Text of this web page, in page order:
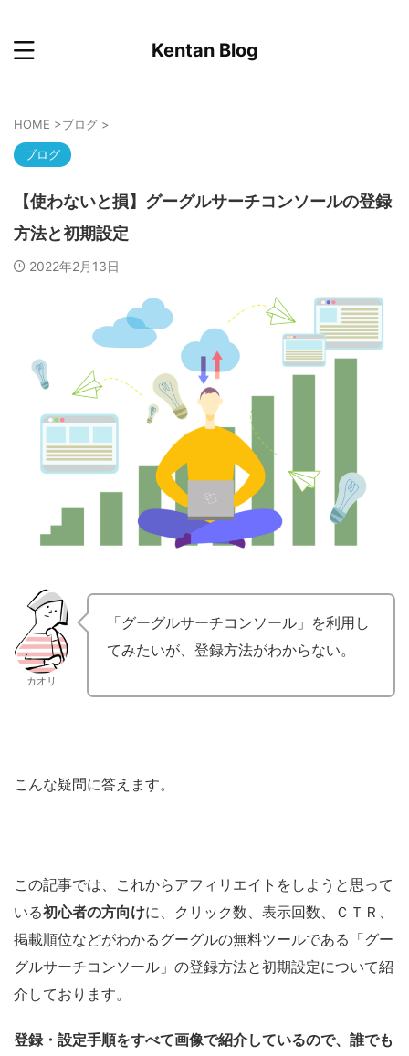
Kentan Blog
HOME >ブログ >
ブログ
【使わないと損】グーグルサーチコンソールの登録
方法と初期設定
2022年2月13日
カオリ
「グーグルサーチコンソール」を利用し
てみたいが、登録方法がわからない。
こんな疑問に答えます。
この記事では、これからアフィリエイトをしようと思って
いる初心者の方向けに、クリック数、表示回数、ＣＴＲ、
掲載順位などがわかるグーグルの無料ツールである「グー
グルサーチコンソール」の登録方法と初期設定について紹
介しております。
登録・設定手順をすべて画像で紹介しているので、誰でも